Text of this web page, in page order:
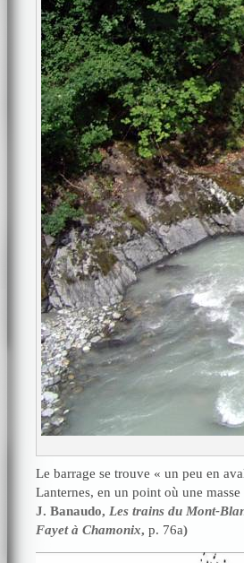
Le barrage se trouve « un peu en
Lanternes, en un point où une
J. Banaudo, Les trains du Mont-
Fayet à Chamonix, p. 76a)